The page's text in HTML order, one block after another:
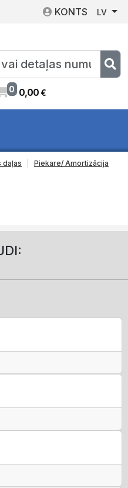
KONTS LV
0 0,00€
daļas
Piekare/ Amortizācija